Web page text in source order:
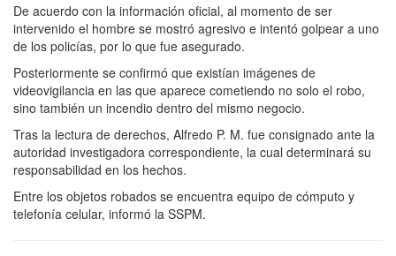
De acuerdo con la información oficial, al momento de ser
intervenido el hombre se mostró agresivo e intentó golpear a uno
de los policías, por lo que fue asegurado.
Posteriormente se confirmó que existían imágenes de
videovigilancia en las que aparece cometiendo no solo el robo,
sino también un incendio dentro del mismo negocio.
Tras la lectura de derechos, Alfredo P. M. fue consignado ante la
autoridad investigadora correspondiente, la cual determinará su
responsabilidad en los hechos.
Entre los objetos robados se encuentra equipo de cómputo y
telefonía celular, informó la SSPM.